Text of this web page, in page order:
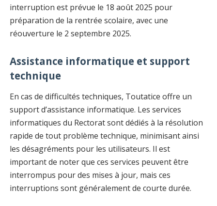
interruption est prévue le 18 août 2025 pour
préparation de la rentrée scolaire, avec une
réouverture le 2 septembre 2025.
Assistance informatique et support
technique
En cas de difficultés techniques, Toutatice offre un
support d’assistance informatique. Les services
informatiques du Rectorat sont dédiés à la résolution
rapide de tout problème technique, minimisant ainsi
les désagréments pour les utilisateurs. Il est
important de noter que ces services peuvent être
interrompus pour des mises à jour, mais ces
interruptions sont généralement de courte durée.